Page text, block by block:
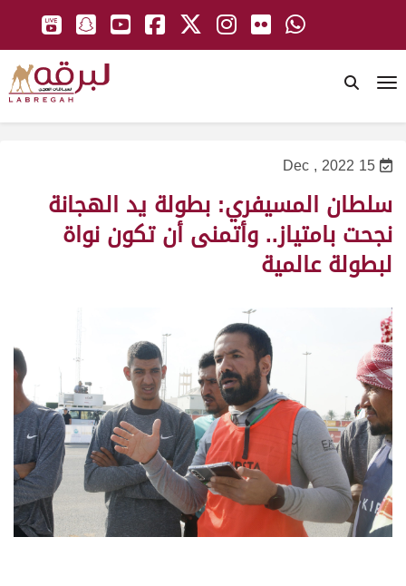
15 Dec , 2022
سلطان المسيفري: بطولة يد الهجانة
نجحت بامتياز.. وأتمنى أن تكون نواة
لبطولة عالمية